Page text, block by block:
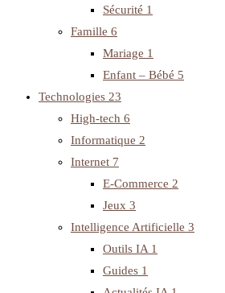
Sécurité 1
Famille 6
Mariage 1
Enfant – Bébé 5
Technologies 23
High-tech 6
Informatique 2
Internet 7
E-Commerce 2
Jeux 3
Intelligence Artificielle 3
Outils IA 1
Guides 1